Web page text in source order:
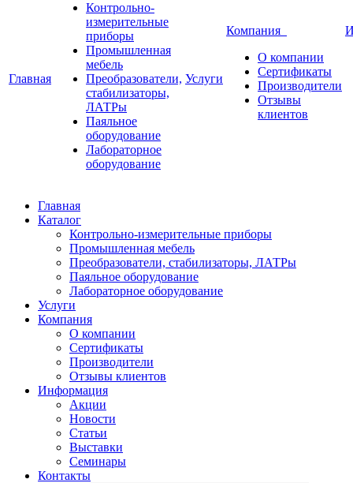
Главная
Контрольно-
измерительные
приборы
Промышленная
мебель
Преобразователи,
стабилизаторы,
ЛАТРы
Паяльное
оборудование
Лабораторное
оборудование
Услуги
Компания
О компании
Сертификаты
Производители
Отзывы
клиентов
Главная
Каталог
Контрольно-измерительные приборы
Промышленная мебель
Преобразователи, стабилизаторы, ЛАТРы
Паяльное оборудование
Лабораторное оборудование
Услуги
Компания
О компании
Сертификаты
Производители
Отзывы клиентов
Информация
Акции
Новости
Статьи
Выставки
Семинары
Контакты